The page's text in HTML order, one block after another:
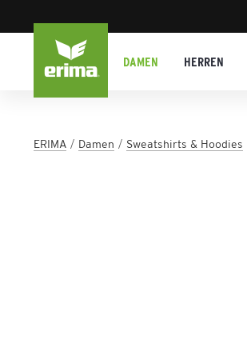
DAMEN HERREN
ERIMA Damen Sweatshirts & Hoodies